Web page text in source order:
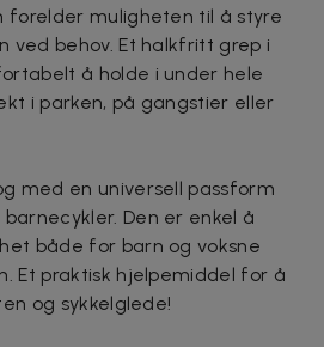
forelder muligheten til å styre
ved behov. Et halkfritt grep i
å holde i under hele
i parken, på gangstier eller
med en universell passform
Den er enkel å
både for barn og voksne
Et praktisk hjelpemiddel for å
og sykkelglede!